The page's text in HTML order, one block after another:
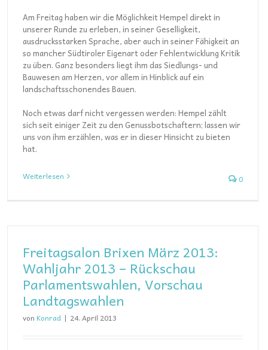
Am Freitag haben wir die Möglichkeit Hempel direkt in
unserer Runde zu erleben, in seiner Geselligkeit,
ausdrucksstarken Sprache, aber auch in seiner Fähigkeit an
so mancher Südtiroler Eigenart oder Fehlentwicklung Kritik
zu üben. Ganz besonders liegt ihm das Siedlungs- und
Bauwesen am Herzen, vor allem in Hinblick auf ein
landschaftsschonendes Bauen.
Noch etwas darf nicht vergessen werden: Hempel zählt
sich seit einiger Zeit zu den Genussbotschaftern; lassen wir
uns von ihm erzählen, was er in dieser Hinsicht zu bieten
hat.
Weiterlesen 0
Freitagsalon Brixen März 2013:
Wahljahr 2013 – Rückschau
Parlamentswahlen, Vorschau
Landtagswahlen
von Konrad | 24. April 2013